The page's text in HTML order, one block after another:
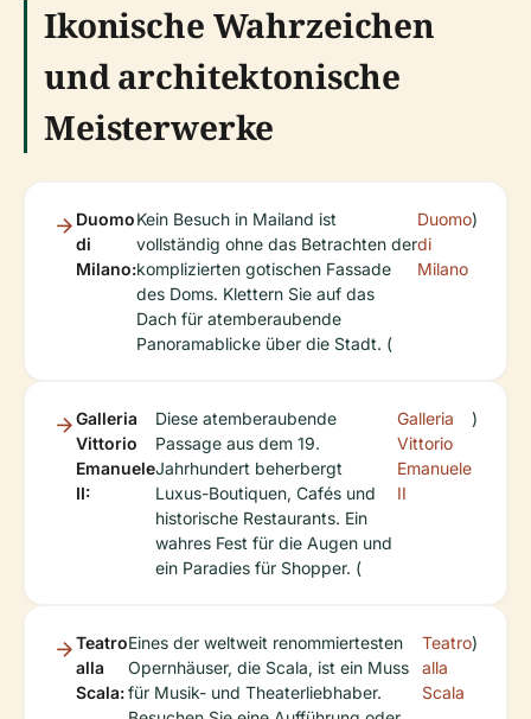
Ikonische Wahrzeichen
und architektonische
Meisterwerke
Duomo
di
Milano:
Kein Besuch in Mailand ist
vollständig ohne das Betrachten der
komplizierten gotischen Fassade
des Doms. Klettern Sie auf das
Dach für atemberaubende
Panoramablicke über die Stadt. (
Duomo
di
Milano
)
Galleria
Vittorio
Emanuele
II:
Diese atemberaubende
Passage aus dem 19.
Jahrhundert beherbergt
Luxus-Boutiquen, Cafés und
historische Restaurants. Ein
wahres Fest für die Augen und
ein Paradies für Shopper. (
Galleria
Vittorio
Emanuele
II
)
Teatro
alla
Scala:
Eines der weltweit renommiertesten
Opernhäuser, die Scala, ist ein Muss
für Musik- und Theaterliebhaber.
Teatro
alla
Scala
)